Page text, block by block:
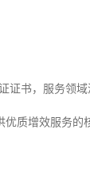
证书，服务领
质增效服务的